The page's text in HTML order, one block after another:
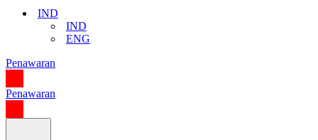
IND
IND
ENG
Penawaran
Penawaran